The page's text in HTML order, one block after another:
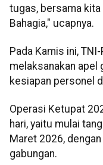
tugas, bersama
Bahagia," ucapnya.
Pada Kamis ini,
melaksanakan apel
kesiapan personel
Operasi Ketupat
hari, yaitu mulai
Maret 2026,
gabungan.